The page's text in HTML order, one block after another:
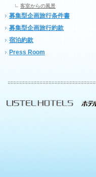
客室からの風景
募集型企画旅行条件書
募集型企画旅行約款
宿泊約款
Press Room